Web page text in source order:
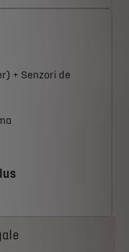
+ Senzori de